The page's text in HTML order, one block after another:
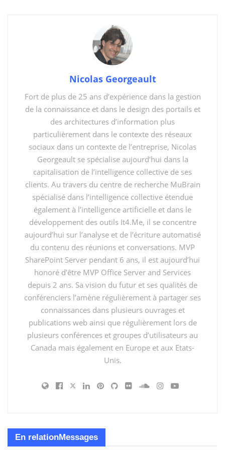
d’administration d’une entreprise, car les finalités
mêmes d’un État et d’une entreprise sont
profondément différentes.
Une entreprise vise avant tout la rentabilité. Son
objectif premier est de générer du profit, d’assurer la
satisfaction de ses actionnaires et d’optimiser ses
coûts pour maximiser ses gains. À l’inverse, un pays a
pour mission première de garantir le bien-être de ses
citoyens, d’assurer la cohésion sociale et de permettre
à chacun de s’épanouir. Si la prospérité économique
est évidemment un facteur essentiel du
développement d’une nation, elle n’est qu’un moyen au
service d’un but bien plus vaste : la stabilité et le
progrès social.
You might also like
Du Prompt Engineering au Harness Engineering :
Copilot Studio change d’échelle
La guerre des fenêtres de contexte est déjà terminée
Dix-huit ans plus tard, toujours la même joie
L’histoire nous enseigne les
dangers d’un gouvernement
orienté exclusivement vers les
intérêts financiers
d’administrer leur pays en ne servant que les intérêts
des financiers et des élites économiques. Ces choix ont
Nicolas Georgeault
Fort de plus de 25 ans d’expérience dans la gestion
de la connaissance et dans le design des portails et
des architectures d’information plus
particulièrement dans le contexte des réseaux
sociaux dans un contexte de l’entreprise, Nicolas
Georgeault se spécialise aujourd’hui dans la
capitalisation de l’intelligence collective de ses
clients. Au travers du centre de recherche MuBrain
spécialisé dans l’intelligence collective étendue
également à l’intelligence artificielle et dans le
développement des outils It4.Me, il se concentre
aujourd’hui sur l’analyse et de l’écriture automatisé
du contenu des réunions et conversations. MVP
SharePoint Server pendant 6 ans, il est aujourd’hui
honoré d’être MVP Office Server and Services
depuis 2 ans. Sa vision du futur et ses qualités de
conférenciers l’amène régulièrement à partager ses
connaissances dans plusieurs ouvrages et
publications web ainsi que régulièrement lors de
plusieurs conférences et groupes d’utilisateurs au
Canada mais également en Europe et aux Etats-
Unis.
En relationMessages